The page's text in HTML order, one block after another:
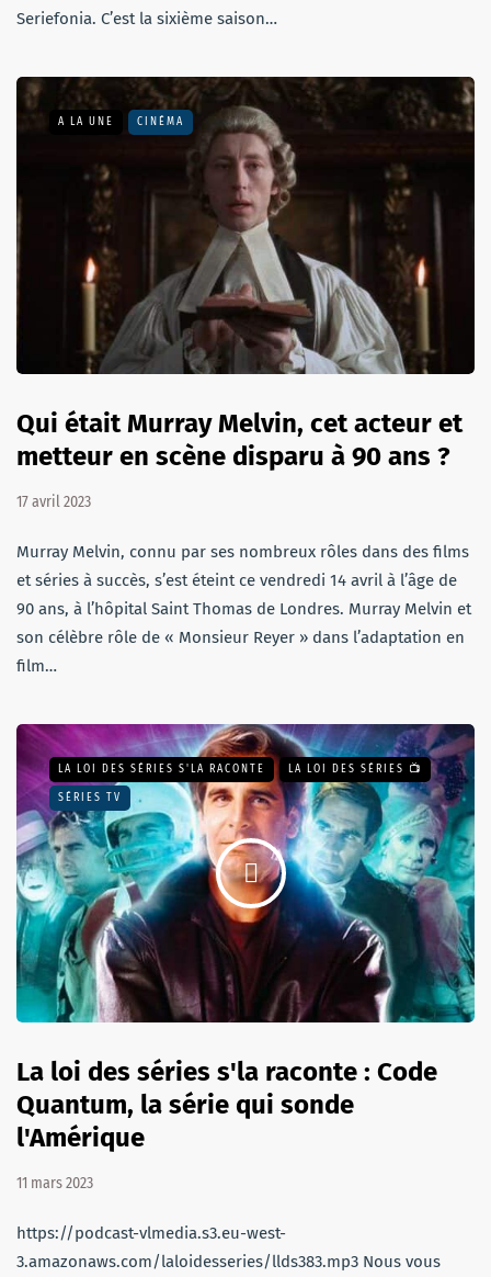
Seriefonia. C’est la sixième saison…
A LA UNE CINÉMA
Qui était Murray Melvin, cet acteur et
metteur en scène disparu à 90 ans ?
17 avril 2023
Murray Melvin, connu par ses nombreux rôles dans des films
et séries à succès, s’est éteint ce vendredi 14 avril à l’âge de
90 ans, à l’hôpital Saint Thomas de Londres. Murray Melvin et
son célèbre rôle de « Monsieur Reyer » dans l’adaptation en
film…
LA LOI DES SÉRIES S'LA RACONTE LA LOI DES SÉRIES 📺
SÉRIES TV
La loi des séries s'la raconte : Code
Quantum, la série qui sonde
l'Amérique
11 mars 2023
https://podcast-vlmedia.s3.eu-west-
3.amazonaws.com/laloidesseries/llds383.mp3 Nous vous